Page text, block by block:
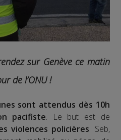
sur Genève ce matin
de l’ONU !
sont attendus dès 10h
pacifiste. Le but est de
violences policières. Seb,